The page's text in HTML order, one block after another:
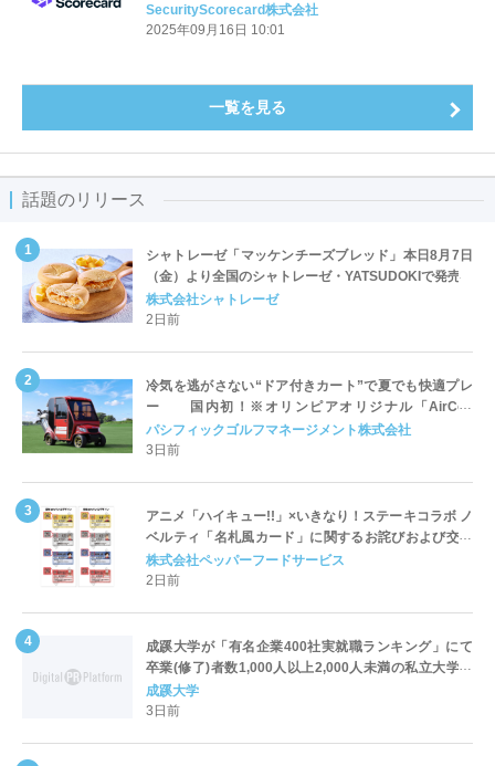
SecurityScorecard株式会社
2025年09月16日 10:01
一覧を見る
話題のリリース
シャトレーゼ「マッケンチーズブレッド」本日8月7日
（金）より全国のシャトレーゼ・YATSUDOKIで発売
株式会社シャトレーゼ
2日前
冷気を逃がさない“ドア付きカート”で夏でも快適プレ
ー 国内初！※オリンピアオリジナル「AirCon
Cart（エアコンカート）」導入 | ＰＧＭ
パシフィックゴルフマネージメント株式会社
3日前
アニメ「ハイキュー!!」×いきなり！ステーキコラボ ノ
ベルティ「名札風カード」に関するお詫びおよび交換
対応についてのご案内
株式会社ペッパーフードサービス
2日前
成蹊大学が「有名企業400社実就職ランキング」にて
卒業(修了)者数1,000人以上2,000人未満の私立大学で
全国第1位を獲得！～実就職率は26.5%（前年比＋
4.3pt）に伸長、東京の私立大学でも10位にランクイン
成蹊大学
3日前